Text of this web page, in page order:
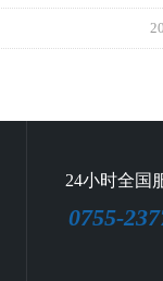
24小时全国
0755-